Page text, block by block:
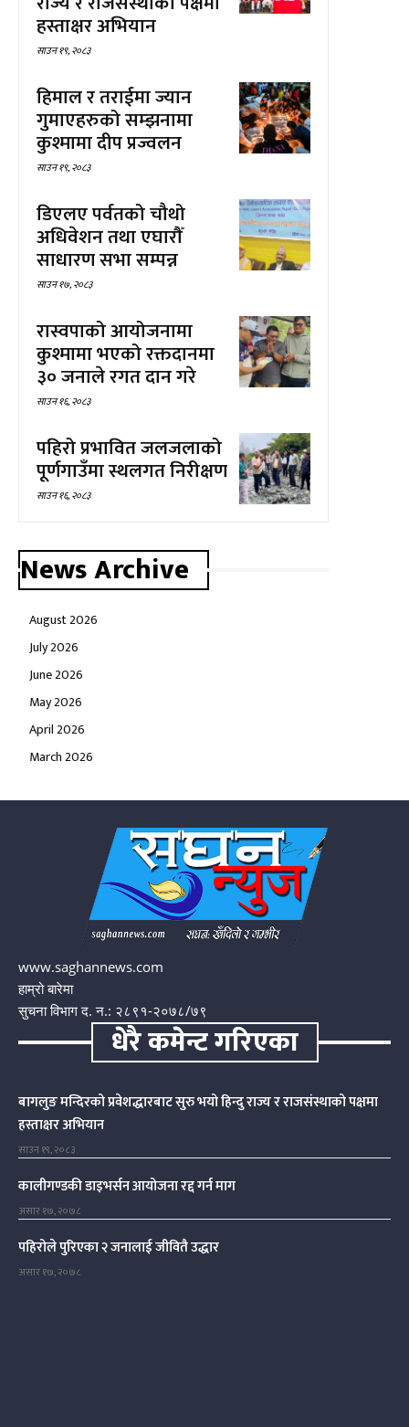
हस्ताक्षर अभियान
साउन १९, २०८३
हिमाल र तराईमा ज्यान
गुमाएहरुको सम्झनामा
कुश्मामा दीप प्रज्वलन
साउन १९, २०८३
डिएलए पर्वतको चौथो
अधिवेशन तथा एघारौँ
साधारण सभा सम्पन्न
साउन १७, २०८३
रास्वपाको आयोजनामा
कुश्मामा भएको रक्तदानमा
३० जनाले रगत दान गरे
साउन १६, २०८३
पहिरो प्रभावित जलजलाको
पूर्णगाउँमा स्थलगत निरीक्षण
साउन १६, २०८३
News Archive
August 2026
July 2026
June 2026
May 2026
April 2026
March 2026
www.saghannews.com
हाम्रो बारेमा
सुचना विभाग द. न.: २८९१-२०७८/७९
धेरै कमेन्ट गरिएका
बागलुङ मन्दिरको प्रवेशद्धारबाट सुरु भयो हिन्दु राज्य र राजसंस्थाको पक्षमा
हस्ताक्षर अभियान
साउन १९, २०८३
कालीगण्डकी डाइभर्सन आयोजना रद्द गर्न माग
असार १७, २०७८
पहिरोले पुरिएका २ जनालाई जीवितै उद्धार
असार १७, २०७८